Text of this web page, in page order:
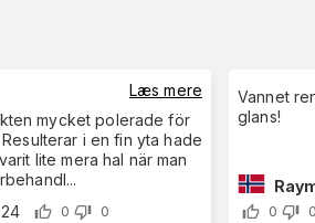
Læs mere
mycket polerade för
i en fin yta hade
lite mera hal när man
...
0 0
Vannet
glans!
0